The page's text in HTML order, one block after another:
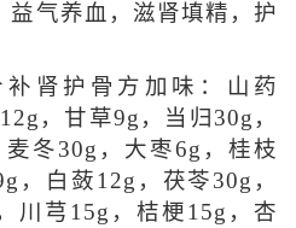
益气养血，滋肾填精，护
肾护骨方加味：山药
，甘草9g，当归30g，
冬30g，大枣6g，桂枝
，白蔹12g，茯苓30g，
川芎15g，桔梗15g，杏